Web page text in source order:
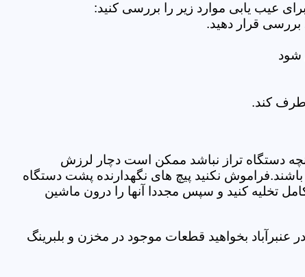
عیب یابی موارد زیر را بررسی کنید:
قرار دهید.
شود
کند.
دستگاه تراز نباشد ممکن است دچار لرزش
باشند.فراموش نکنید پیچ های نگهدارنده پشت دستگاه
تخلیه کنید و سپس مجددا آنها را درون ماشین
بخواهید قطعات موجود در مخزن و بلبرینگ